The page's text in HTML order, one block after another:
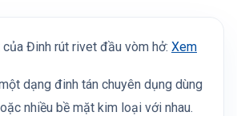
Đinh rút rivet đầu vòm hở: Xem
dạng đinh tán chuyên dụng dùng
nhiều bề mặt kim loại với nhau.